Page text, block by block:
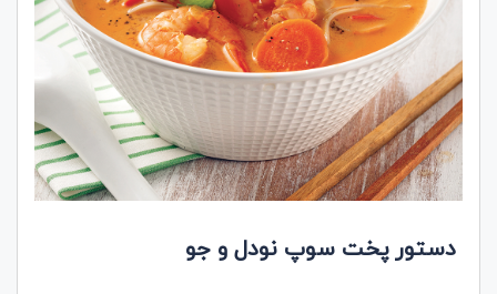
دستور پخت سوپ نودل و جو